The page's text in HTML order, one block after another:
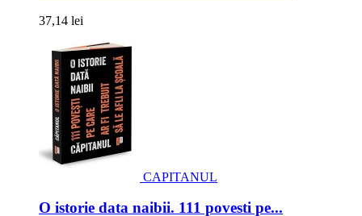
37,14 lei
CAPITANUL
O istorie data naibii. 111 povesti pe...